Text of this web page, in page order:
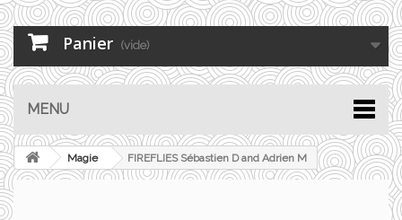
Panier (vide)
MENU
Magie FIREFLIES Sébastien D and Adrien M